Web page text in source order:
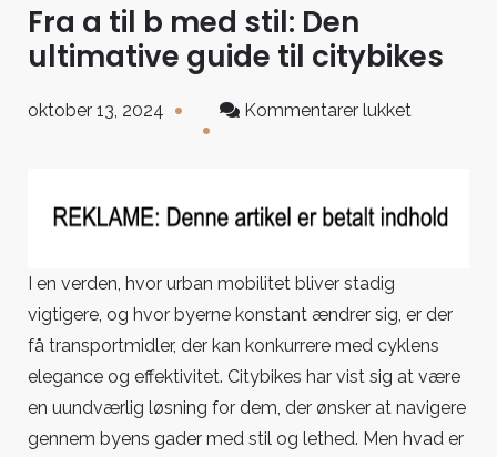
Fra a til b med stil: Den
ultimative guide til citybikes
oktober 13, 2024 Kommentarer lukket
b
Den
guide
til
citybikes
I en verden, hvor urban mobilitet bliver stadig
vigtigere, og hvor byerne konstant ændrer sig, er der
få transportmidler, der kan konkurrere med cyklens
elegance og effektivitet. Citybikes har vist sig at være
en uundværlig løsning for dem, der ønsker at navigere
gennem byens gader med stil og lethed. Men hvad er